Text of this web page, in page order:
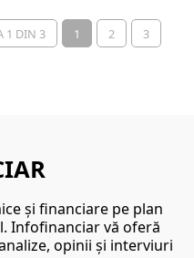
1 DIN 3 1 2 3
şi financiare pe plan
Infofinanciar vă oferă
opinii şi interviuri